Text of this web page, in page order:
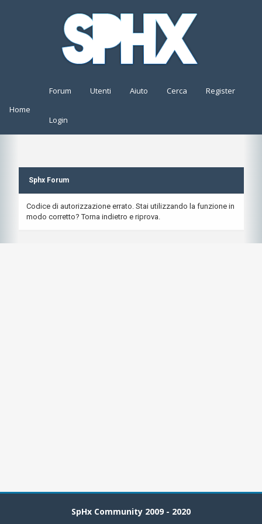
Home
Forum Utenti Aiuto Cerca Register
Login
Sphx Forum
Codice di autorizzazione errato. Stai utilizzando la funzione in
modo corretto? Torna indietro e riprova.
SpHx Community 2009 - 2020